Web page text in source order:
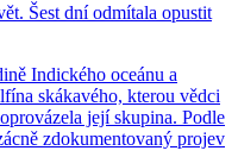
Šest dní odmítala opustit
Indického oceánu a
skákavého, kterou vědci
její skupina. Podle
zdokumentovaný projev